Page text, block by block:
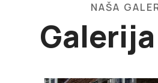
NAŠA
Galerija